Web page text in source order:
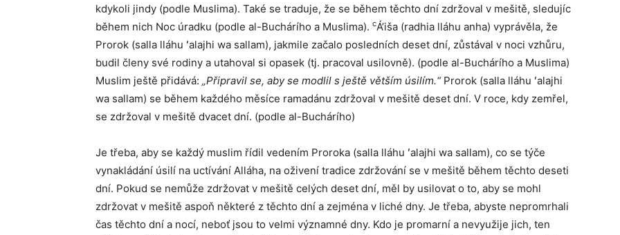
kdykoli jindy (podle Muslima). Také se traduje, že se během těchto dní zdržoval v mešitě, sledujíc
během nich Noc úradku (podle al-Buchárího a Muslima). cÁ’iša (radhia lláhu anha) vyprávěla, že
Prorok (salla lláhu ʻalajhi wa sallam), jakmile začalo posledních deset dní, zůstával v noci vzhůru,
budil členy své rodiny a utahoval si opasek (tj. pracoval usilovně). (podle al-Buchárího a Muslima)
Muslim ještě přidává: „Připravil se, aby se modlil s ještě větším úsilím.“Prorok (salla lláhu ʻalajhi
wa sallam) se během každého měsíce ramadánu zdržoval v mešitě deset dní. V roce, kdy zemřel,
se zdržoval v mešitě dvacet dní. (podle al-Buchárího)
Je třeba, aby se každý muslim řídil vedením Proroka (salla lláhu ʻalajhi wa sallam), co se týče
vynakládání úsilí na uctívání Alláha, na oživení tradice zdržování se v mešitě během těchto deseti
dní. Pokud se nemůže zdržovat v mešitě celých deset dní, měl by usilovat o to, aby se mohl
zdržovat v mešitě aspoň některé z těchto dní a zejména v liché dny. Je třeba, abyste nepromrhali
čas těchto dní a nocí, neboť jsou to velmi významné dny. Kdo je promarní a nevyužije jich, ten